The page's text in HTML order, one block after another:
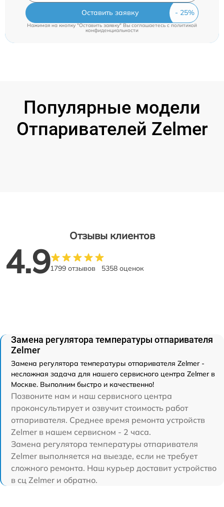
Оставить заявку
Нажимая на кнопку "Оставить заявку" Вы соглашаетесь c политикой
конфиденциальности
Популярные модели
Отпаривателей Zelmer
Отзывы клиентов
4.91799 отзывов 5358 оценок
Замена регулятора температуры отпаривателя
Zelmer
Замена регулятора температуры отпаривателя Zelmer -
несложная задача для нашего сервисного центра Zelmer в
Москве. Выполним быстро и качественно!
Позвоните нам и наш сервисного центра
проконсультирует и озвучит стоимость работ
отпаривателя. Среднее время ремонта устройств
Zelmer в нашем сервисном - 2 часа.
Замена регулятора температуры отпаривателя
Zelmer выполняется на выезде, если не требует
сложного ремонта. Наш курьер доставит устройство
в сц Zelmer и обратно.